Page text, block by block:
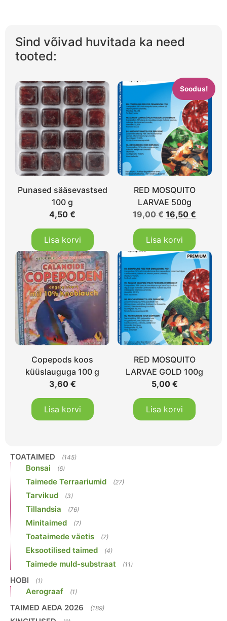
Sind võivad huvitada ka need
tooted:
Punased sääsevastsed
100 g
4,50€
Lisa korvi
Soodus!
RED MOSQUITO
LARVAE 500g
19,00€ 16,50€
Lisa korvi
Copepods koos
küüslauguga 100 g
3,60 €
Lisa korvi
RED MOSQUITO
LARVAE GOLD 100g
5,00 €
Lisa korvi
TOATAIMED (145)
Bonsai (6)
Taimede Terraariumid (27)
Tarvikud (3)
Tillandsia (76)
Minitaimed (7)
Toataimede väetis (7)
Eksootilised taimed (4)
Taimede muld-substraat (11)
HOBI (1)
Aerograaf (1)
TAIMED AEDA 2026 (189)